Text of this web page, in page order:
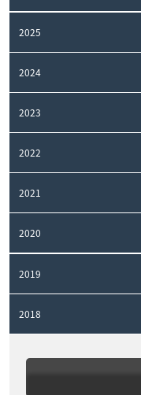
2025
2024
2023
2022
2021
2020
2019
2018